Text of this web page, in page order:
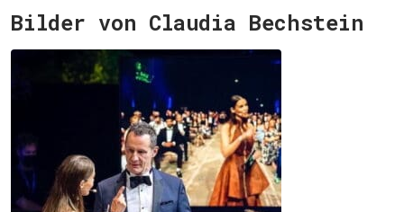
Bilder von Claudia Bechstein